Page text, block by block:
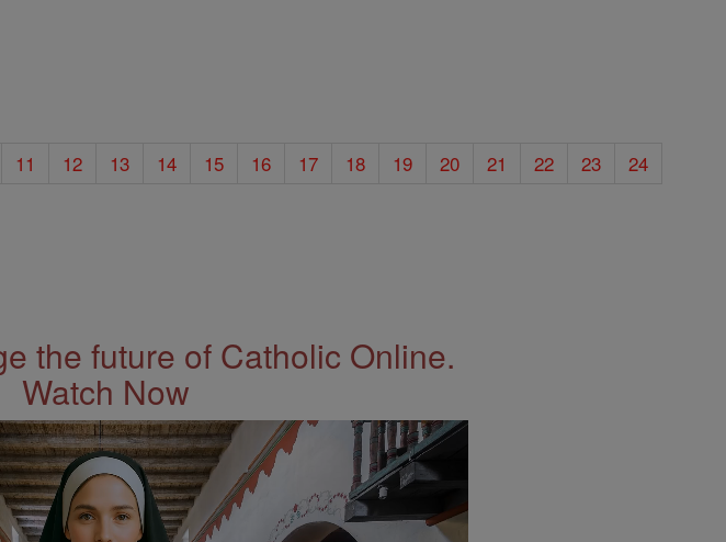
11 12 13 14 15 16 17 18 19 20 21 22 23
24
the future of Catholic Online.
Watch Now